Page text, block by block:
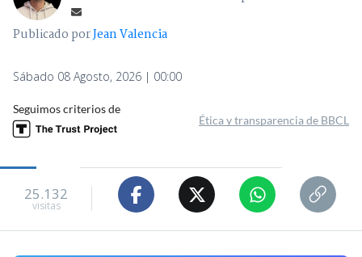
Publicado porJean Valencia
Sábado 08 Agosto, 2026 | 00:00
Seguimos criterios de
Ética y transparencia de BBCL
25.132
visitas